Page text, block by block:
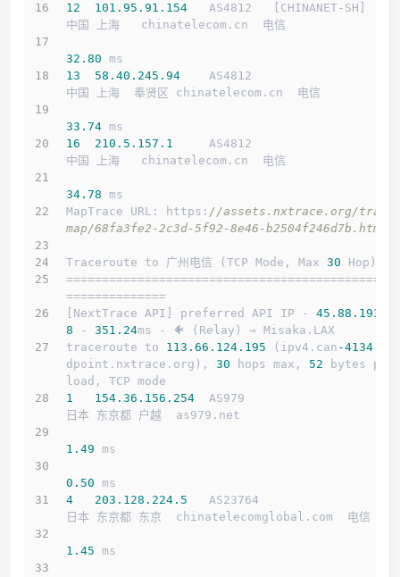
12
101.95 .91 .154
   AS4812   [CHINANET-SH]
中国 上海   chinatelecom.cn  电信
32.80 ms
13
58.40 .245 .94
    AS4812
中国 上海  奉贤区 chinatelecom.cn  电信
33.74 ms
16
210.5 .157 .1
     AS4812
中国 上海   chinatelecom.cn  电信
34.78 ms
MapTrace URL: https: //assets.nxtrace.org/trace
map/68fa3fe2-2c3d-5f92-8e46-b2504f246d7b.html
Traceroute to 广州电信 (TCP Mode, Max 30 Hop)
==============================================
==============
[NextTrace API] preferred API IP - 45.88 .193
8 - 351.24ms - 🐠 (Relay) → Misaka.LAX
traceroute to 113.66 .124 .195 (ipv4.can -4134.
dpoint.nxtrace.org), 30 hops max, 52 bytes pay
load, TCP mode
1
154.36 .156 .254
  AS979
日本 东京都 户越  as979.net
1.49 ms
0.50 ms
4
203.128 .224 .5
   AS23764
日本 东京都 东京  chinatelecomglobal.com  电信
1.45 ms